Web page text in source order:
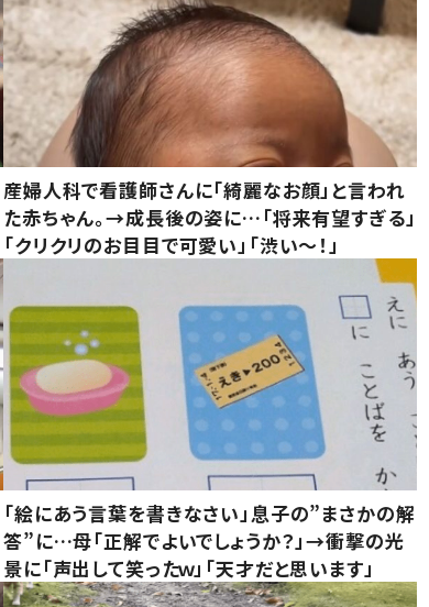
産婦人科で看護師さんに「綺麗なお顔」と言われ
た赤ちゃん。→成長後の姿に…「将来有望すぎる」
「クリクリのお目目で可愛い」「渋い～！」
「絵にあう言葉を書きなさい」息子の”まさかの解
答”に…母「正解でよいでしょうか？」→衝撃の光
景に「声出して笑ったｗ」「天才だと思います」